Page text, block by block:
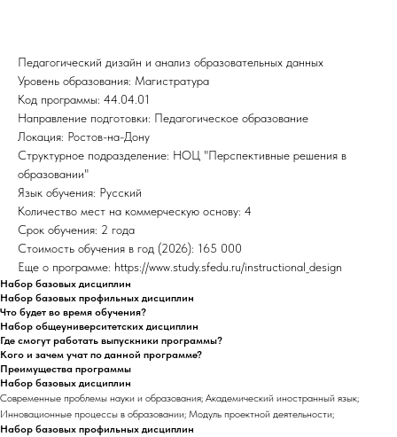
Педагогический дизайн и анализ образовательных данных
Уровень образования: Магистратура
Код программы: 44.04.01
Направление подготовки: Педагогическое образование
Локация: Ростов-на-Дону
Структурное подразделение: НОЦ "Перспективные решения в
образовании"
Язык обучения: Русский
Количество мест на коммерческую основу: 4
Срок обучения: 2 года
Стоимость обучения в год (2026): 165 000
Еще о программе: https://www.study.sfedu.ru/instructional_design
Набор базовых дисциплин
Набор базовых профильных дисциплин
Что будет во время обучения?
Набор общеуниверситетских дисциплин
Где смогут работать выпускники программы?
Кого и зачем учат по данной программе?
Преимущества программы
Набор базовых дисциплин
Современные проблемы науки и образования; Академический иностранный язык;
Инновационные процессы в образовании; Модуль проектной деятельности;
Набор базовых профильных дисциплин